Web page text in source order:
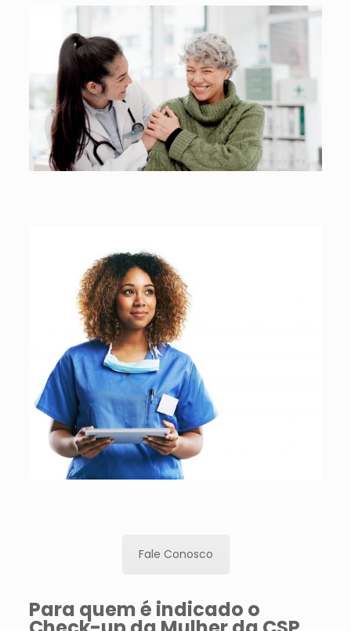
Fale Conosco
Para quem é indicado o